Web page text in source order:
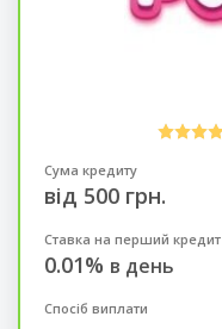
Сума кредиту
від 500 грн.
Ставка на перший кредит
0.01% в день
Спосіб виплати